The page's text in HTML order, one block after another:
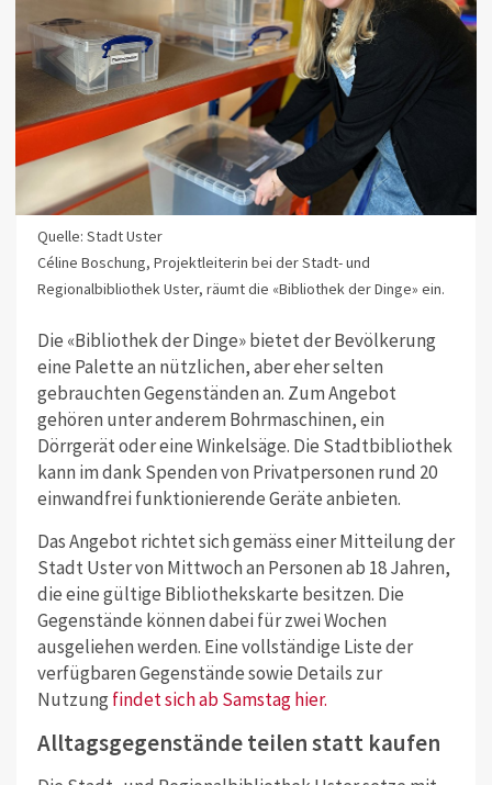
Quelle: Stadt Uster
Céline Boschung, Projektleiterin bei der Stadt- und
Regionalbibliothek Uster, räumt die «Bibliothek der Dinge» ein.
Die «Bibliothek der Dinge» bietet der Bevölkerung
eine Palette an nützlichen, aber eher selten
gebrauchten Gegenständen an. Zum Angebot
gehören unter anderem Bohrmaschinen, ein
Dörrgerät oder eine Winkelsäge. Die Stadtbibliothek
kann im dank Spenden von Privatpersonen rund 20
einwandfrei funktionierende Geräte anbieten.
Das Angebot richtet sich gemäss einer Mitteilung der
Stadt Uster von Mittwoch an Personen ab 18 Jahren,
die eine gültige Bibliothekskarte besitzen. Die
Gegenstände können dabei für zwei Wochen
ausgeliehen werden. Eine vollständige Liste der
verfügbaren Gegenstände sowie Details zur
Nutzung findet sich ab Samstag hier.
Alltagsgegenstände teilen statt kaufen